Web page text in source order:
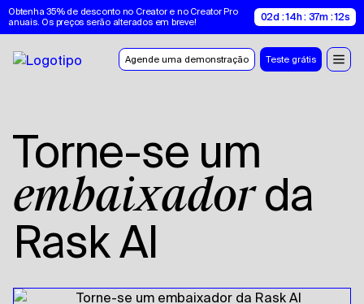
Obtenha 35% de desconto no Creator e no Creator Pro
anuais. Os preços serão alterados em breve!
02d : 14h : 37m : 12s
Agende uma demonstração Teste grátis
Torne-se um
embaixadorda
Rask AI